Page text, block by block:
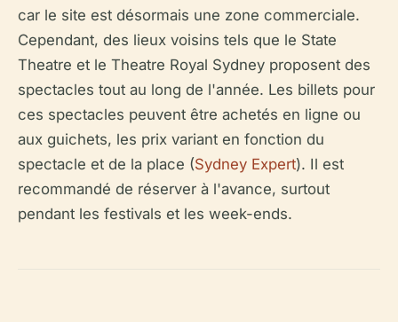
car le site est désormais une zone commerciale.
Cependant, des lieux voisins tels que le State
Theatre et le Theatre Royal Sydney proposent des
spectacles tout au long de l'année. Les billets pour
ces spectacles peuvent être achetés en ligne ou
aux guichets, les prix variant en fonction du
spectacle et de la place (Sydney Expert). Il est
recommandé de réserver à l'avance, surtout
pendant les festivals et les week-ends.